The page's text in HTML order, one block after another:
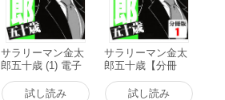
サラリーマン金太
郎五十歳 (1) 電子
書籍版
試し読み
サラリーマン金太
郎五十歳【分冊
版】 (1) 電子書籍
版
試し読み